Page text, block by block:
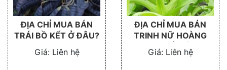
ĐỊA CHỈ MUA BÁN
TRÁI BỒ KẾT Ở ĐÂU?
Giá:Liên hệ
ĐỊA CHỈ MUA BÁN
TRINH NỮ HOÀNG
CUNG Ở ĐÂU
Giá:Liên hệ